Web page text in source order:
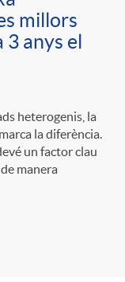
millors
3 anys el
heterogenis, la
la diferència.
un factor clau
manera